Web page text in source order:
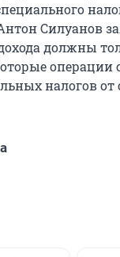
Силуанов
должны
операции
налогов